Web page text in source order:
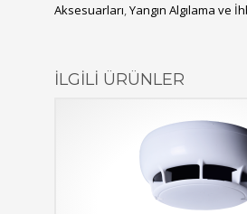
Aksesuarları,Yangın Algılama ve
İLGILI ÜRÜNLER